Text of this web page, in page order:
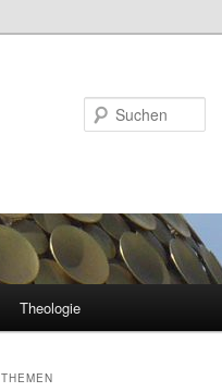
Theologie
THEMEN